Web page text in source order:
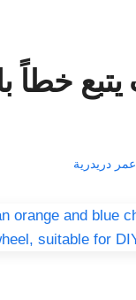
عمر دريدرية